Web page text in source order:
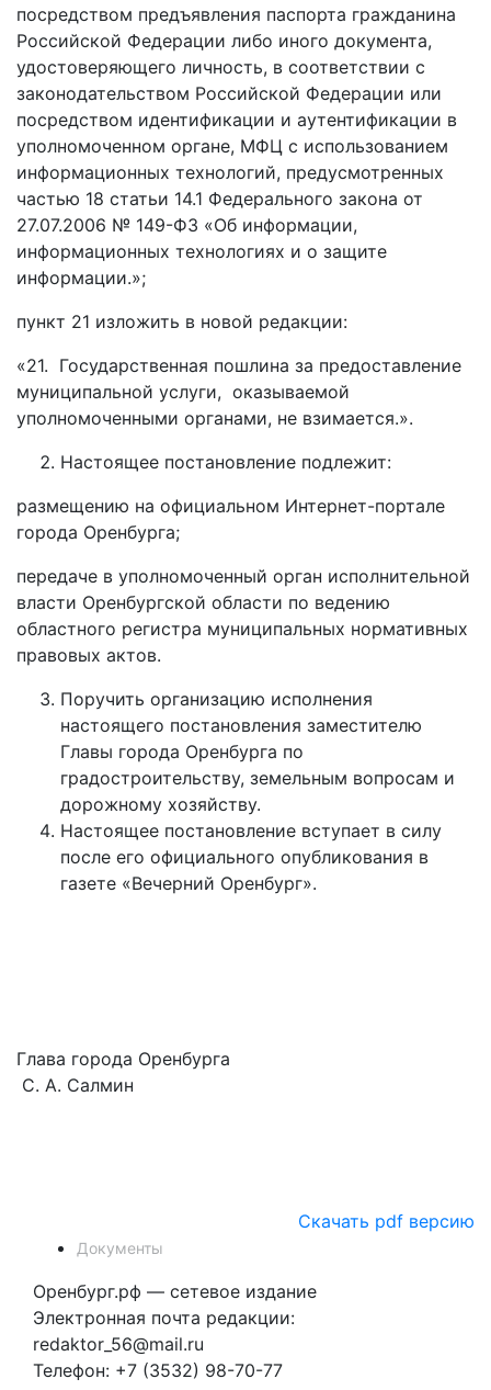
посредством предъявления паспорта гражданина
Российской Федерации либо иного документа,
удостоверяющего личность, в соответствии с
законодательством Российской Федерации или
посредством идентификации и аутентификации в
уполномоченном органе, МФЦ с использованием
информационных технологий, предусмотренных
частью 18 статьи 14.1 Федерального закона от
27.07.2006 № 149-ФЗ «Об информации,
информационных технологиях и о защите
информации.»;
пункт 21 изложить в новой редакции:
«21. Государственная пошлина за предоставление
муниципальной услуги, оказываемой
уполномоченными органами, не взимается.».
Настоящее постановление подлежит:
размещению на официальном Интернет-портале
города Оренбурга;
передаче в уполномоченный орган исполнительной
власти Оренбургской области по ведению
областного регистра муниципальных нормативных
правовых актов.
Поручить организацию исполнения
настоящего постановления заместителю
Главы города Оренбурга по
градостроительству, земельным вопросам и
дорожному хозяйству.
Настоящее постановление вступает в силу
после его официального опубликования в
газете «Вечерний Оренбург».
Глава города Оренбурга
С. А. Салмин
Скачать pdf версию
Документы
Оренбург.рф — сетевое издание
Электронная почта редакции:
redaktor_56@mail.ru
Телефон: +7 (3532) 98-70-77